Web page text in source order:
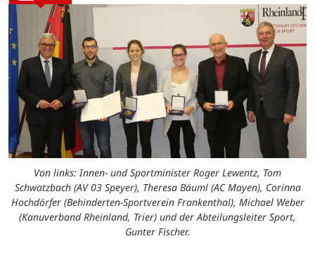
Von links: Innen- und Sportminister Roger Lewentz, Tom
Schwatzbach (AV 03 Speyer), Theresa Bäuml (AC Mayen), Corinna
Hochdörfer (Behinderten-Sportverein Frankenthal), Michael Weber
(Kanuverband Rheinland, Trier) und der Abteilungsleiter Sport,
Gunter Fischer.